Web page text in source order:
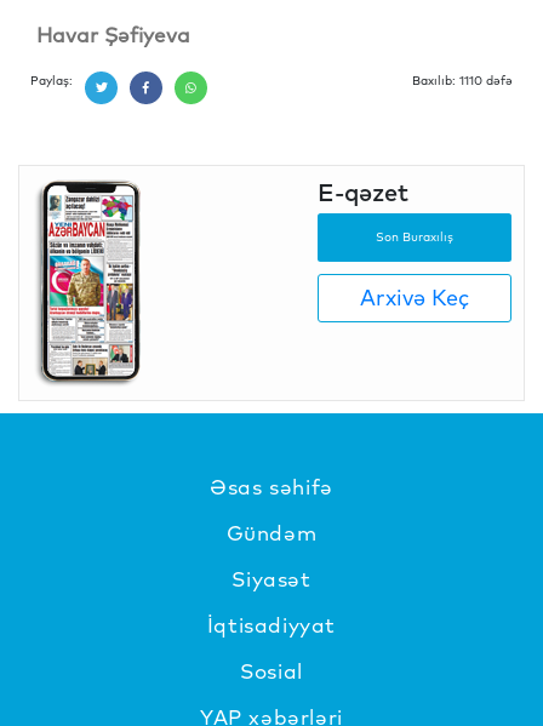
Havar Şəfiyeva
Paylaş: Baxılıb: 1110 dəfə
E-qəzet
Son Buraxılış
Arxivə Keç
Əsas səhifə
Gündəm
Siyasət
İqtisadiyyat
Sosial
YAP xəbərləri